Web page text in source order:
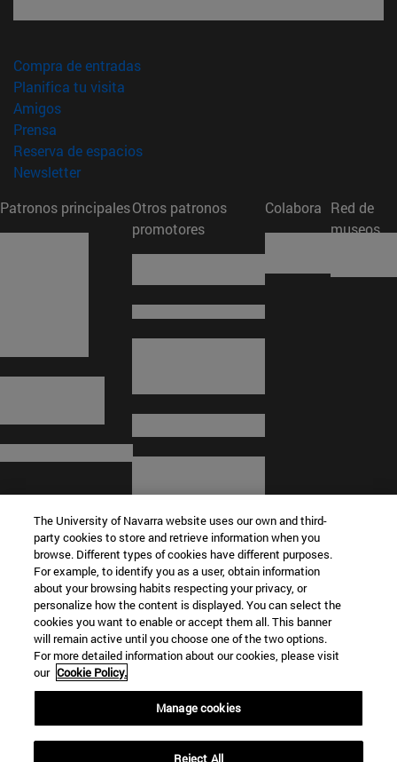
Compra de entradas(abre en nueva ventana)
Planifica tu visita
Amigos(abre en nueva ventana)
Prensa
Reserva de espacios(abre en nueva ventana)
Newsletter(abre en nueva ventana)
Patronos principalesOtros patronos
promotores
Colabora Red de
museos
© Universidad de Navarra
Información legal
Términos y condiciones
Accesibilidad
Configuración de cookies
Localizador de campus
The University of Navarra website uses our own and third-
party cookies to store and retrieve information when you
browse. Different types of cookies have different purposes.
For example, to identify you as a user, obtain information
about your browsing habits respecting your privacy, or
personalize how the content is displayed. You can select the
cookies you want to enable or accept them all. This banner
will remain active until you choose one of the two options.
For more detailed information about our cookies, please visit
our Cookie Policy.
Manage cookies
Reject All